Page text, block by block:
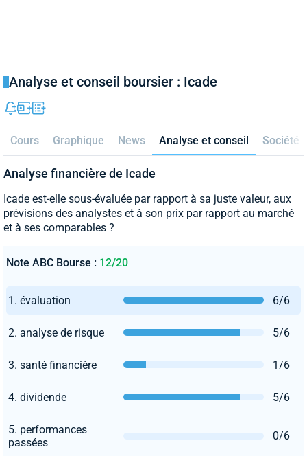
Analyse et conseil boursier : Icade
Cours Graphique News Analyse et conseil Société
Analyse financière de Icade
Icade est-elle sous-évaluée par rapport à sa juste valeur, aux
prévisions des analystes et à son prix par rapport au marché
et à ses comparables ?
Note ABC Bourse : 12/20
1. évaluation 6/6
2. analyse de risque 5/6
3. santé financière 1/6
4. dividende 5/6
5. performances
passées
0/6